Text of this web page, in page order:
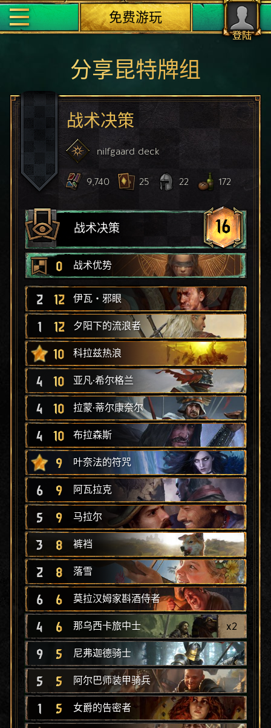
登陆
免费游玩
分享昆特牌组
战术决策
nilfgaard deck
9,740 25 22 172
战术决策 16
0 战术优势
2 12 伊瓦‧邪眼
1 12 夕阳下的流浪者
10 科拉兹热浪
4 10 亚凡·希尔格兰
4 10 拉蒙·蒂尔康奈尔
4 10 布拉森斯
9 叶奈法的符咒
6 9 阿瓦拉克
5 9 马拉尔
3 8 裤裆
2 8 落雪
6 6 莫拉汉姆家斟酒侍者
4 6 那乌西卡旅中士 x2
9 5 尼弗迦德骑士
5 5 阿尔巴师装甲骑兵
1 5 女爵的告密者